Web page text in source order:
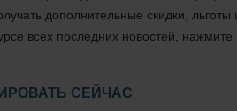
дополнительные скидки, льготы
всех последних новостей, нажмите
СЕЙЧАС